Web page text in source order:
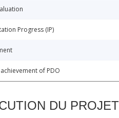
Progress (IP)
of PDO
DU PROJET